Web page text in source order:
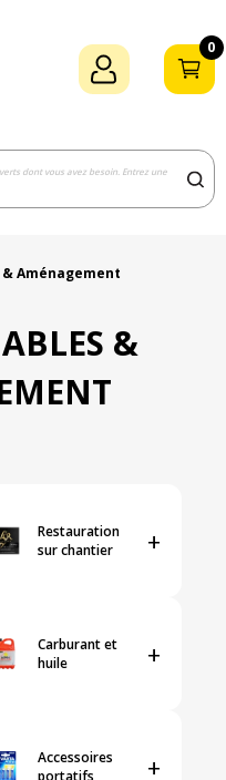
0
Aménagement
&
Restauration
sur chantier
+
Carburant et
huile
+
Accessoires
+